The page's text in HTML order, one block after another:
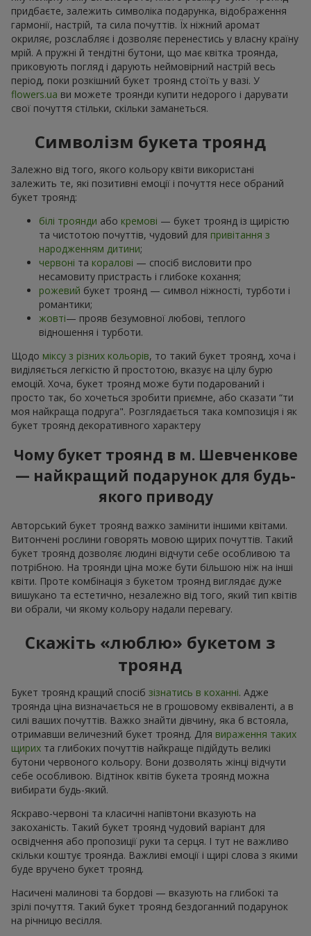
придбаєте, залежить символіка подарунка, відображення
гармонії, настрій, та сила почуттів. Їх ніжний аромат
окриляє, розслабляє і дозволяє перенестись у власну країну
мрій. А пружні й тендітні бутони, що має квітка троянда,
приковують погляд і дарують неймовірний настрій весь
період, поки розкішний букет троянд стоїть у вазі. У
flowers.ua ви можете троянди купити недорого і дарувати
свої почуття стільки, скільки заманеться.
Символізм букета троянд
Залежно від того, якого кольору квіти використані
залежить те, які позитивні емоції і почуття несе обраний
букет троянд:
білі троянди або кремові — букет троянд із щирістю
та чистотою почуттів, чудовий для привітання з
народженням дитини;
червоні та коралові — спосіб висловити про
несамовиту пристрасть і глибоке кохання;
рожевий букет троянд — символ ніжності, турботи і
романтики;
жовті— прояв безумовної любові, теплого
відношення і турботи.
Щодо міксу з різних кольорів, то такий букет троянд, хоча і
виділяється легкістю й простотою, вказує на цілу бурю
емоцій. Хоча, букет троянд може бути подарований і
просто так, бо хочеться зробити приємне, або сказати “ти
моя найкраща подруга". Розглядається така композиція і як
букет троянд декоративного характеру
Чому букет троянд в м. Шевченкове
— найкращий подарунок для будь-
якого приводу
Авторський букет троянд важко замінити іншими квітами.
Витончені рослини говорять мовою щирих почуттів. Такий
букет троянд дозволяє людині відчути себе особливою та
потрібною. На троянди ціна може бути більшою ніж на інші
квіти. Проте комбінація з букетом троянд виглядає дуже
вишукано та естетично, незалежно від того, який тип квітів
ви обрали, чи якому кольору надали перевагу.
Скажіть «люблю» букетом з
троянд
Букет троянд кращий спосіб зізнатись в коханні. Адже
троянда ціна визначається не в грошовому еквіваленті, а в
силі ваших почуттів. Важко знайти дівчину, яка б встояла,
отримавши величезний букет троянд. Для вираження таких
щирих та глибоких почуттів найкраще підійдуть великі
бутони червоного кольору. Вони дозволять жінці відчути
себе особливою. Відтінок квітів букета троянд можна
вибирати будь-який.
Яскраво-червоні та класичні напівтони вказують на
закоханість. Такий букет троянд чудовий варіант для
освідчення або пропозиції руки та серця. І тут не важливо
скільки коштує троянда. Важливі емоції і щирі слова з якими
буде вручено букет троянд.
Насичені малинові та бордові — вказують на глибокі та
зрілі почуття. Такий букет троянд бездоганний подарунок
на річницю весілля.